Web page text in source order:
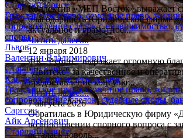
Старший юрист
Гражданское право, семейное право,
сопровождение сделок с недвижимостью,
споры
Львов
Валентин Владимирович
Старший юрист
Кандидат юридических наук
Гражданское право, семейное право,
сопровождение сделок, судебные споры,
Саргсян
Айк Арсенович
Старший юрист
Коллектив «МЕП Восток» выражает
благодарность Юридической фирме
актуальное и грамотное...
Читать далее....
12 января 2018
ФК "Рубин" выражает огромную
"Двитекс" за качественное и
предоставление консульт...
Читать далее....
7 августа 2026
Обратилась в Юридическую фирму
возникновении спорного вопроса с
осталась доволь...